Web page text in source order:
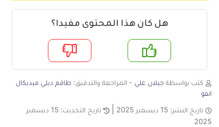
هل كان هذا المحتوى مفيدا؟
لا
كتب بواسطة جيلان علي - المراجعة والتدقيق: طاقم ديلي ميديكال
انفو
تاريخ النشر: 15 ديسمبر 2025 تاريخ التحديث:
15 ديسمبر
2025